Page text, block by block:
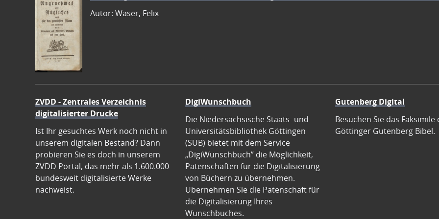
Autor: Waser, Felix
ZVDD - Zentrales Verzeichnis
digitalisierter Drucke
Ist Ihr gesuchtes Werk noch nicht in
unserem digitalen Bestand? Dann
probieren Sie es doch in unserem
ZVDD Portal, das mehr als 1.600.000
bundesweit digitalisierte Werke
nachweist.
DigiWunschbuch
Die Niedersächsische Staats- und
Universitätsbibliothek Göttingen
(SUB) bietet mit dem Service
„DigiWunschbuch” die Möglichkeit,
Patenschaften für die Digitalisierung
von Büchern zu übernehmen.
Übernehmen Sie die Patenschaft für
die Digitalisierung Ihres
Wunschbuches.
Gutenberg Digital
Besuchen Sie das Faksimile
Göttinger Gutenberg Bibel.